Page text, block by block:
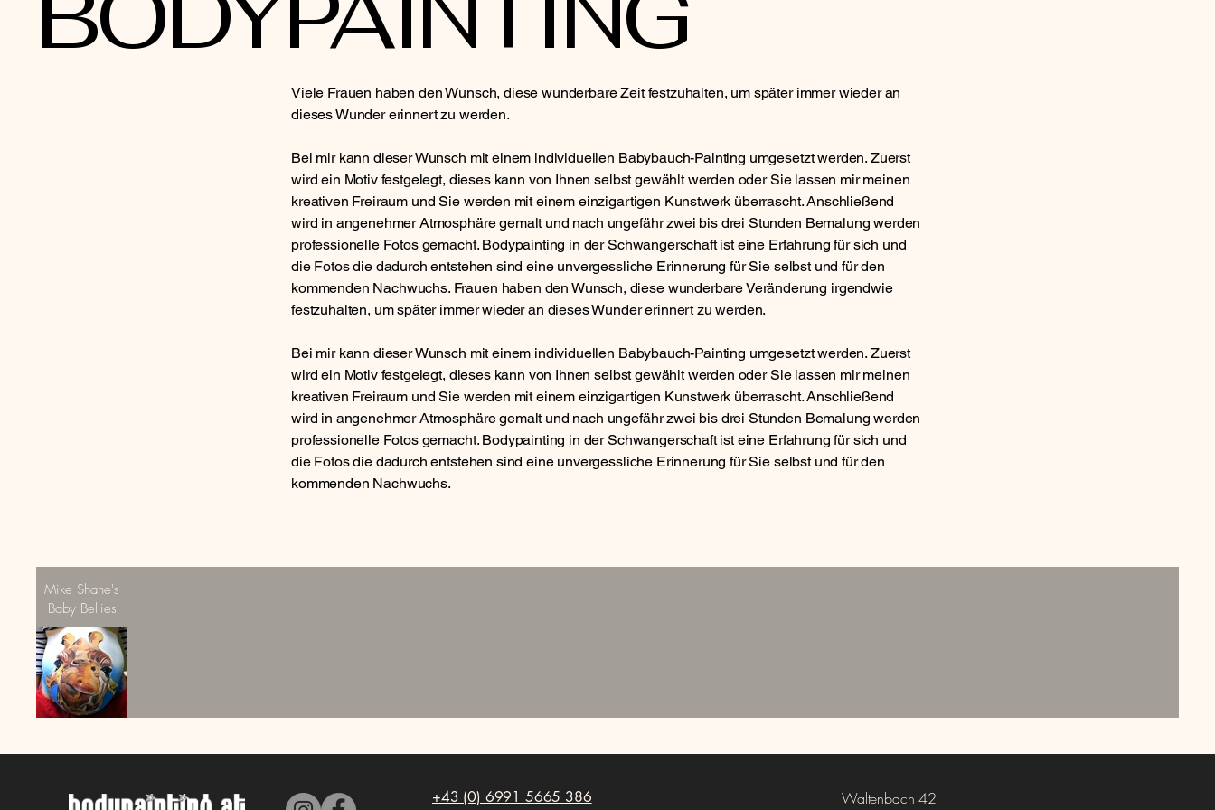
Viele Frauen haben den Wunsch, diese wunderbare Zeit festzuhalten, um später immer wieder an
dieses Wunder erinnert zu werden.
Bei mir kann dieser Wunsch mit einem individuellen Babybauch-Painting umgesetzt werden. Zuerst
wird ein Motiv festgelegt, dieses kann von Ihnen selbst gewählt werden oder Sie lassen mir meinen
kreativen Freiraum und Sie werden mit einem einzigartigen Kunstwerk überrascht. Anschließend
wird in angenehmer Atmosphäre gemalt und nach ungefähr zwei bis drei Stunden Bemalung werden
professionelle Fotos gemacht. Bodypainting in der Schwangerschaft ist eine Erfahrung für sich und
die Fotos die dadurch entstehen sind eine unvergessliche Erinnerung für Sie selbst und für den
kommenden Nachwuchs. Frauen haben den Wunsch, diese wunderbare Veränderung irgendwie
festzuhalten, um später immer wieder an dieses Wunder erinnert zu werden.
Bei mir kann dieser Wunsch mit einem individuellen Babybauch-Painting umgesetzt werden. Zuerst
wird ein Motiv festgelegt, dieses kann von Ihnen selbst gewählt werden oder Sie lassen mir meinen
kreativen Freiraum und Sie werden mit einem einzigartigen Kunstwerk überrascht. Anschließend
wird in angenehmer Atmosphäre gemalt und nach ungefähr zwei bis drei Stunden Bemalung werden
professionelle Fotos gemacht. Bodypainting in der Schwangerschaft ist eine Erfahrung für sich und
die Fotos die dadurch entstehen sind eine unvergessliche Erinnerung für Sie selbst und für den
kommenden Nachwuchs.
Mike Shane's
Baby Bellies
+43 (0) 6991 5665 386 Waltenbach 42